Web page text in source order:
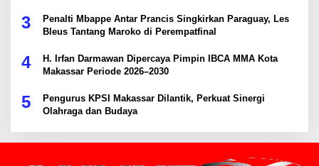
3
Penalti Mbappe Antar Prancis Singkirkan Paraguay, Les
Bleus Tantang Maroko di Perempatfinal
4
H. Irfan Darmawan Dipercaya Pimpin IBCA MMA Kota
Makassar Periode 2026–2030
5
Pengurus KPSI Makassar Dilantik, Perkuat Sinergi
Olahraga dan Budaya